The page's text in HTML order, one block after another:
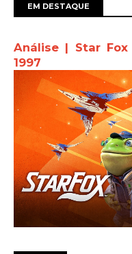
EM DESTAQUE
Análise | Star
1997